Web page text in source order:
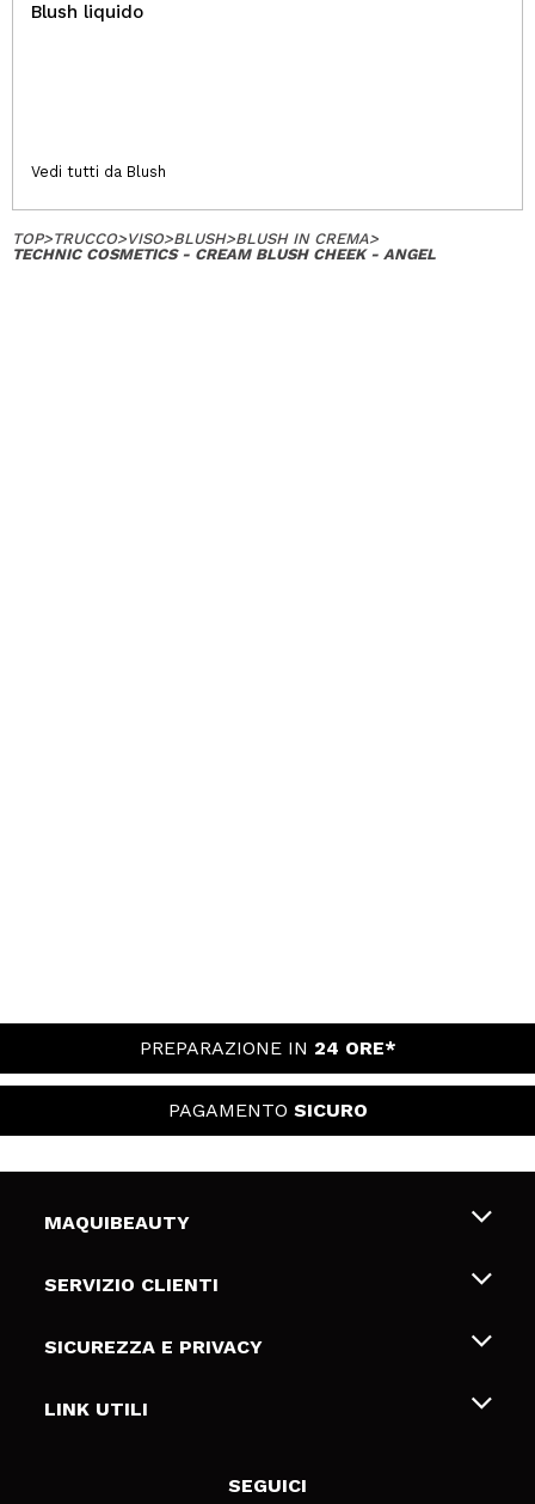
Blush liquido
Vedi tutti da Blush
TOP>TRUCCO>VISO>BLUSH>BLUSH IN CREMA>
TECHNIC COSMETICS - CREAM BLUSH CHEEK - ANGEL
PREPARAZIONE IN 24 ORE*
PAGAMENTO SICURO
MAQUIBEAUTY
Chi siamo
Gift Cards
SERVIZIO CLIENTI
Spedizioni & Resi
Metodi di pagamamento
SICUREZZA E PRIVACY
Termini e condizioni
LINK UTILI
SEGUICI